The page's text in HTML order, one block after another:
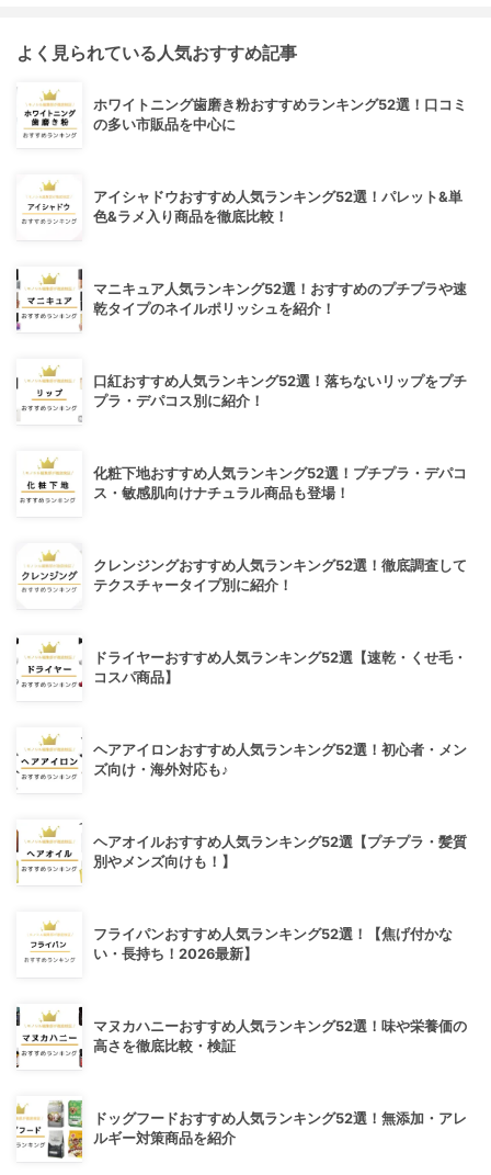
よく見られている人気おすすめ記事
ホワイトニング歯磨き粉おすすめランキング52選！口コミ
の多い市販品を中心に
アイシャドウおすすめ人気ランキング52選！パレット&単
色&ラメ入り商品を徹底比較！
マニキュア人気ランキング52選！おすすめのプチプラや速
乾タイプのネイルポリッシュを紹介！
口紅おすすめ人気ランキング52選！落ちないリップをプチ
プラ・デパコス別に紹介！
化粧下地おすすめ人気ランキング52選！プチプラ・デパコ
ス・敏感肌向けナチュラル商品も登場！
クレンジングおすすめ人気ランキング52選！徹底調査して
テクスチャータイプ別に紹介！
ドライヤーおすすめ人気ランキング52選【速乾・くせ毛・
コスパ商品】
ヘアアイロンおすすめ人気ランキング52選！初心者・メン
ズ向け・海外対応も♪
ヘアオイルおすすめ人気ランキング52選【プチプラ・髪質
別やメンズ向けも！】
フライパンおすすめ人気ランキング52選！【焦げ付かな
い・長持ち！2026最新】
マヌカハニーおすすめ人気ランキング52選！味や栄養価の
高さを徹底比較・検証
ドッグフードおすすめ人気ランキング52選！無添加・アレ
ルギー対策商品を紹介